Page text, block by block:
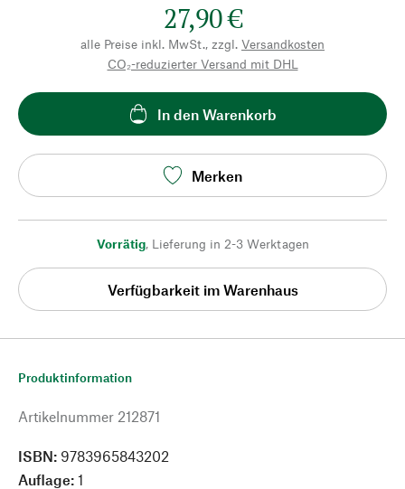
27,90 €
alle Preise inkl. MwSt., zzgl. Versandkosten
CO₂-reduzierter Versand mit DHL
In den Warenkorb
Merken
Vorrätig, Lieferung in 2-3 Werktagen
Verfügbarkeit im Warenhaus
Produktinformation
Artikelnummer 212871
ISBN: 9783965843202
Auflage: 1